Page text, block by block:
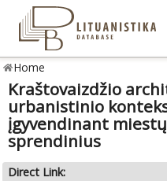
Home
Kraštovaizdžio
urbanistinio
įgyvendinant
sprendinius
Direct Link: